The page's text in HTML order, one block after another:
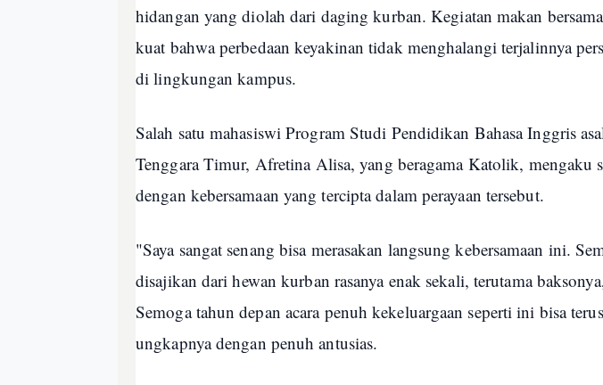
hidangan yang diolah dari daging kurban. Kegiatan makan
kuat bahwa perbedaan keyakinan tidak menghalangi terjalinnya
di lingkungan kampus.
Salah satu mahasiswi Program Studi Pendidikan Bahasa Inggris
Tenggara Timur, Afretina Alisa, yang beragama Katolik, mengaku
dengan kebersamaan yang tercipta dalam perayaan tersebut.
"Saya sangat senang bisa merasakan langsung kebersamaan ini.
disajikan dari hewan kurban rasanya enak sekali, terutama
Semoga tahun depan acara penuh kekeluargaan seperti ini bisa
ungkapnya dengan penuh antusias.